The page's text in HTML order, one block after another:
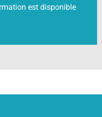
est disponible